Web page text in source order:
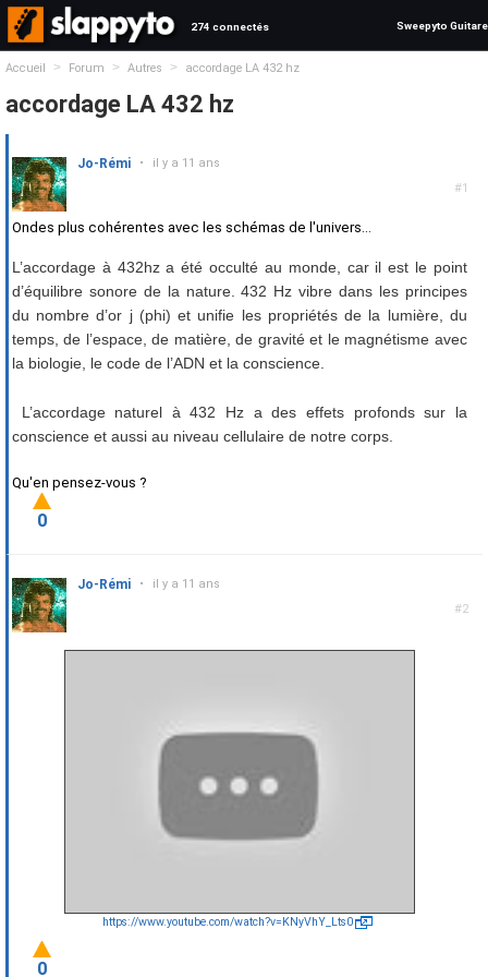
274 connectés Sweepyto Guitare
Accueil > Forum > Autres > accordage LA 432 hz
accordage LA 432 hz
#1
Jo-Rémi • il y a 11 ans
Ondes plus cohérentes avec les schémas de l'univers...
L’accordage à 432hz a été occulté au monde, car il est le point
d’équilibre sonore de la nature. 432 Hz vibre dans les principes
du nombre d’or j (phi) et unifie les propriétés de la lumière, du
temps, de l’espace, de matière, de gravité et le magnétisme avec
la biologie, le code de l’ADN et la conscience.
L’accordage naturel à 432 Hz a des effets profonds sur la
conscience et aussi au niveau cellulaire de notre corps.
Qu'en pensez-vous ?
0
#2
Jo-Rémi • il y a 11 ans
https://www.youtube.com/watch?v=KNyVhY_Lts0
0